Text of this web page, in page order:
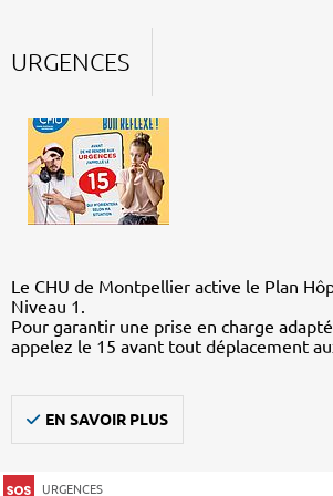
URGENCES
Le CHU de Montpellier active le Plan
Niveau 1.
Pour garantir une prise en charge
appelez le 15 avant tout déplacement
EN SAVOIR PLUS
URGENCES